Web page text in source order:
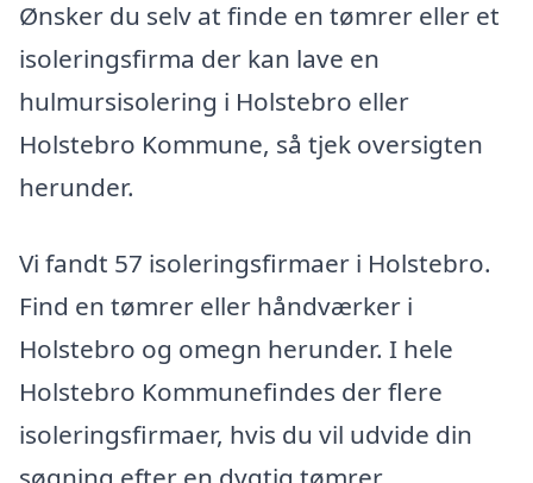
Ønsker du selv at finde en tømrer eller et
isoleringsfirma der kan lave en
hulmursisolering i Holstebro eller
Holstebro Kommune, så tjek oversigten
herunder.
Vi fandt 57 isoleringsfirmaer i Holstebro.
Find en tømrer eller håndværker i
Holstebro og omegn herunder. I hele
Holstebro Kommunefindes der flere
isoleringsfirmaer, hvis du vil udvide din